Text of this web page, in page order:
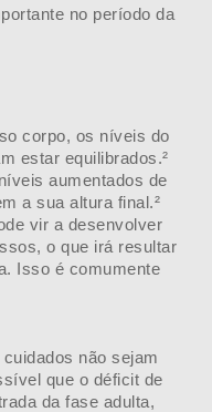
no período da
corpo, os níveis do
estar equilibrados.²
aumentados de
a sua altura final.²
vir a desenvolver
o que irá resultar
Isso é comumente
não sejam
que o déficit de
da fase adulta,